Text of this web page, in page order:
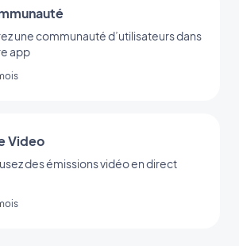
une communauté d’utilisateurs dans
app
Video
des émissions vidéo en direct